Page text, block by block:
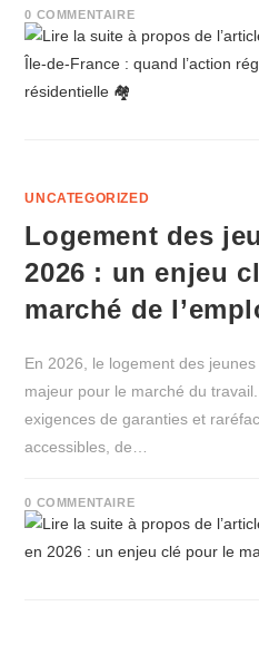
0 COMMENTAIRE
UNCATEGORIZED
Logement des
2026 : un enjeu
marché de
En 2026, le logement des
majeur pour le marché du
exigences de garanties et
accessibles, de…
0 COMMENTAIRE